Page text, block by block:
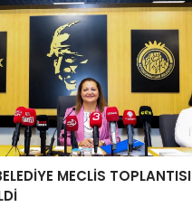
MECLİS TOPLANTISI